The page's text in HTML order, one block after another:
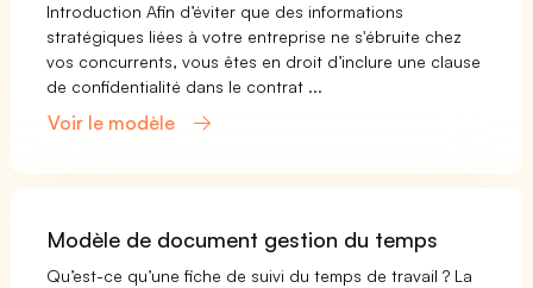
Introduction Afin d’éviter que des informations
stratégiques liées à votre entreprise ne s'ébruite chez
vos concurrents, vous êtes en droit d’inclure une clause
de confidentialité dans le contrat ...
Voir le modèle
Modèle de document gestion du temps
Qu’est-ce qu’une fiche de suivi du temps de travail ? La